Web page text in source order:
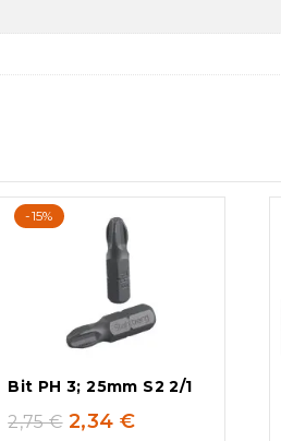
-15%
Bit PH 3; 25mm S2 2/1
2,75€ 2,34 €